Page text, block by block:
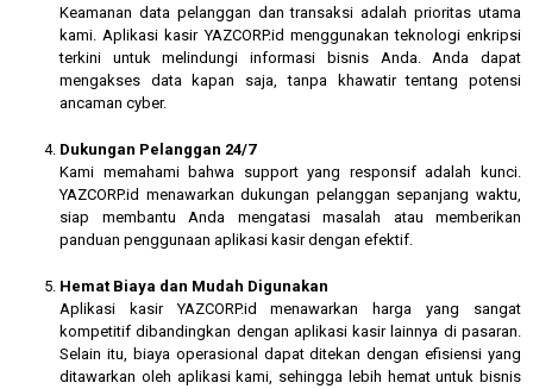
Keamanan data pelanggan dan transaksi adalah prioritas utama
kami. Aplikasi kasir YAZCORP.id menggunakan teknologi enkripsi
terkini untuk melindungi informasi bisnis Anda. Anda dapat
mengakses data kapan saja, tanpa khawatir tentang potensi
ancaman cyber.
Dukungan Pelanggan 24/7
Kami memahami bahwa support yang responsif adalah kunci.
YAZCORP.id menawarkan dukungan pelanggan sepanjang waktu,
siap membantu Anda mengatasi masalah atau memberikan
panduan penggunaan aplikasi kasir dengan efektif.
Hemat Biaya dan Mudah Digunakan
Aplikasi kasir YAZCORP.id menawarkan harga yang sangat
kompetitif dibandingkan dengan aplikasi kasir lainnya di pasaran.
Selain itu, biaya operasional dapat ditekan dengan efisiensi yang
ditawarkan oleh aplikasi kami, sehingga lebih hemat untuk bisnis